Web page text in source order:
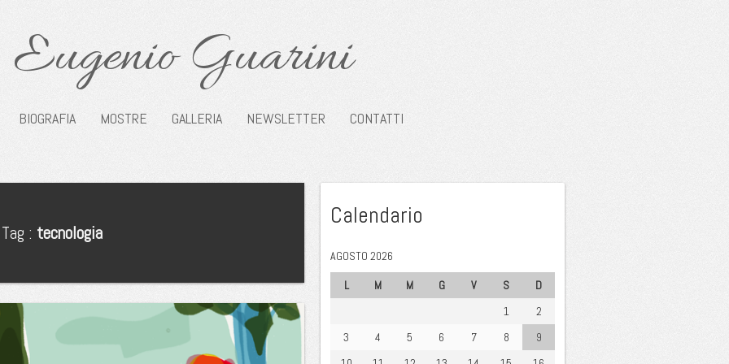
Eugenio Guarini
BIOGRAFIA MOSTRE GALLERIA NEWSLETTER CONTATTI
Tag : tecnologia
Calendario
AGOSTO 2026
L
M M G V S
D
1
2
3
4 5 6 7 8
9